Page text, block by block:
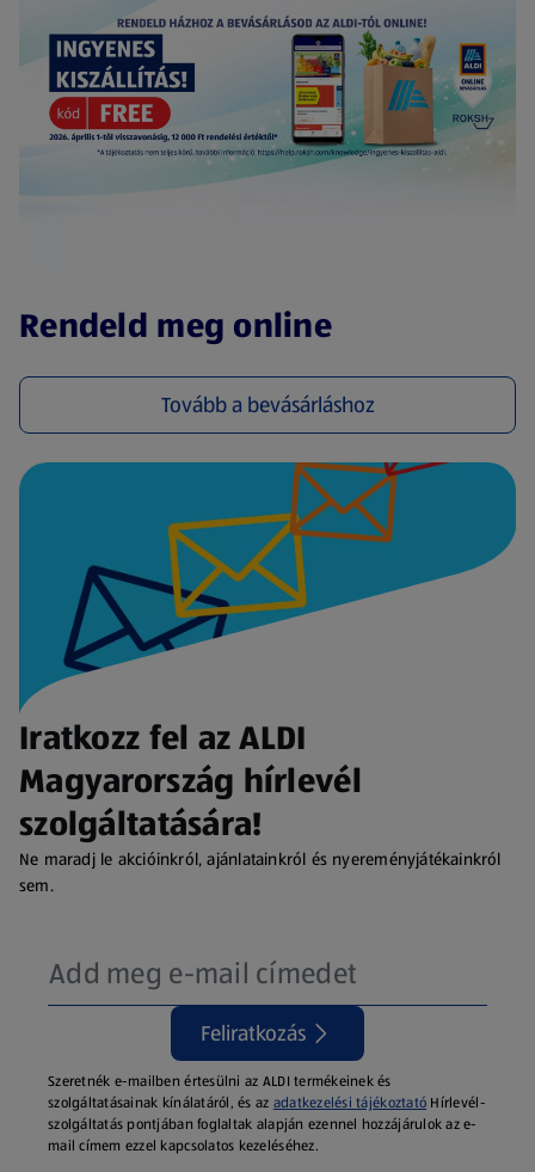
Rendeld meg online
Tovább a bevásárláshoz
(új oldalon nyílik meg)
Iratkozz fel az ALDI
Magyarország hírlevél
szolgáltatására!
Ne maradj le akcióinkról, ajánlatainkról és nyereményjátékainkról
sem.
Feliratkozás
Szeretnék e-mailben értesülni az ALDI termékeinek és
szolgáltatásainak kínálatáról, és az adatkezelési tájékoztató Hírlevél-
szolgáltatás pontjában foglaltak alapján ezennel hozzájárulok az e-
mail címem ezzel kapcsolatos kezeléséhez.